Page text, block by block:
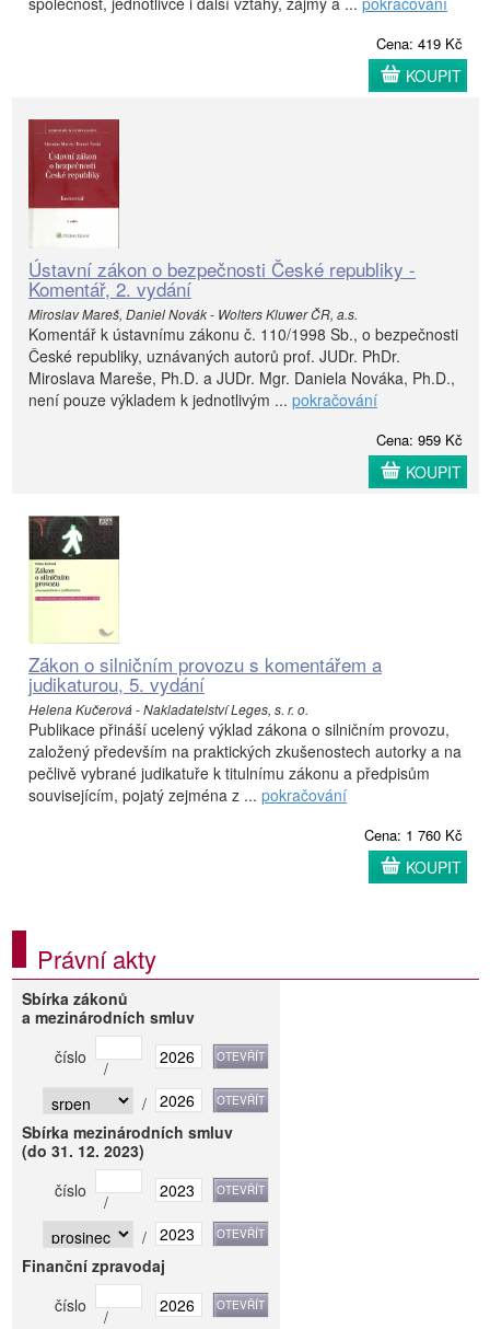
Cena: 419 Kč
KOUPIT
Ústavní zákon o bezpečnosti České republiky -
Komentář, 2. vydání
Miroslav Mareš, Daniel Novák - Wolters Kluwer ČR, a.s.
Komentář k ústavnímu zákonu č. 110/1998 Sb., o bezpečnosti
České republiky, uznávaných autorů prof. JUDr. PhDr.
Miroslava Mareše, Ph.D. a JUDr. Mgr. Daniela Nováka, Ph.D.,
není pouze výkladem k jednotlivým ... pokračování
Cena: 959 Kč
KOUPIT
Zákon o silničním provozu s komentářem a
judikaturou, 5. vydání
Helena Kučerová - Nakladatelství Leges, s. r. o.
Publikace přináší ucelený výklad zákona o silničním provozu,
založený především na praktických zkušenostech autorky a na
pečlivě vybrané judikatuře k titulnímu zákonu a předpisům
souvisejícím, pojatý zejména z ... pokračování
Cena: 1 760 Kč
KOUPIT
Právní akty
Sbírka zákonů
a mezinárodních smluv
číslo
/
/
Sbírka mezinárodních smluv
(do 31. 12. 2023)
číslo
/
/
Finanční zpravodaj
číslo
/